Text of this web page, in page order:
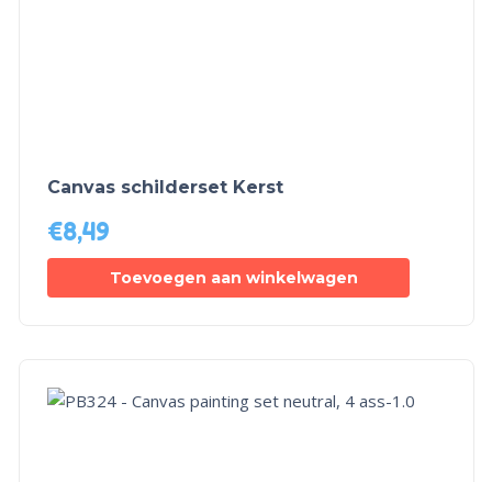
Canvas schilderset Kerst
€8,49
Toevoegen aan winkelwagen